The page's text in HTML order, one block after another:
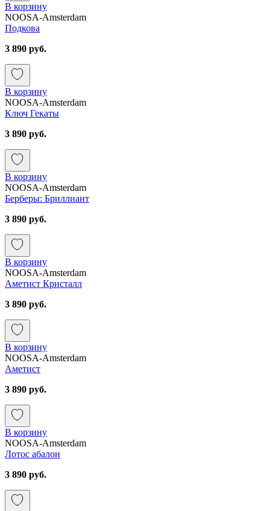
В корзину
NOOSA-Amsterdam
Подкова
3 890 руб.
В корзину
NOOSA-Amsterdam
Ключ Гекаты
3 890 руб.
В корзину
NOOSA-Amsterdam
Берберы: Бриллиант
3 890 руб.
В корзину
NOOSA-Amsterdam
Аметист Кристалл
3 890 руб.
В корзину
NOOSA-Amsterdam
Аметист
3 890 руб.
В корзину
NOOSA-Amsterdam
Лотос абалон
3 890 руб.